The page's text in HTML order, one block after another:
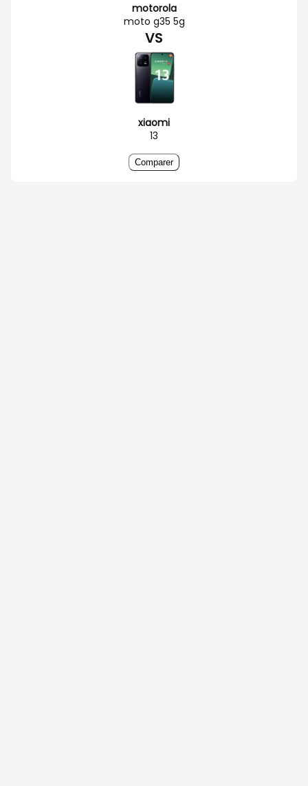
motorola
moto g35 5g
VS
xiaomi
13
Comparer